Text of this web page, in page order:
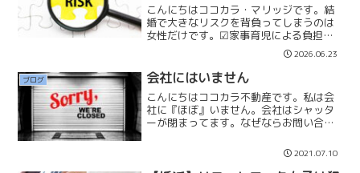
こんにちはココカラ・マリッジです。結
婚で大きなリスクを背負ってしまうのは
女性だけです。☑家事育児による負担増
(ワンオペ)☑夫のモラハラ☑出産や子育て
によりキャリアが止まる☑離婚後の子育
てと仕事の両立☑離婚後の経済的不安や
ストレスリスクを挙げ...
2026.06.23
ブログ 会社にはいません
こんにちはココカラ不動産です。私は会
社に『ほぼ』いません。会社はシャッタ
ーが閉まってます。なぜならお問い合わ
ってるからです。？？お客さまの希望エ
リアや種別をお聞きし、希望に当てはま
2021.07.10